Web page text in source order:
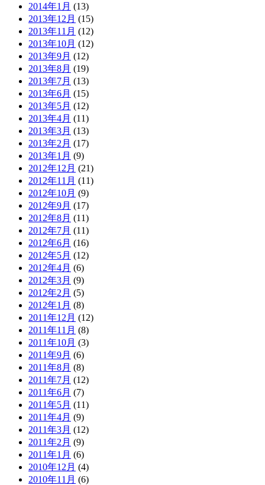
2014年1月 (13)
2013年12月 (15)
2013年11月 (12)
2013年10月 (12)
2013年9月 (12)
2013年8月 (19)
2013年7月 (13)
2013年6月 (15)
2013年5月 (12)
2013年4月 (11)
2013年3月 (13)
2013年2月 (17)
2013年1月 (9)
2012年12月 (21)
2012年11月 (11)
2012年10月 (9)
2012年9月 (17)
2012年8月 (11)
2012年7月 (11)
2012年6月 (16)
2012年5月 (12)
2012年4月 (6)
2012年3月 (9)
2012年2月 (5)
2012年1月 (8)
2011年12月 (12)
2011年11月 (8)
2011年10月 (3)
2011年9月 (6)
2011年8月 (8)
2011年7月 (12)
2011年6月 (7)
2011年5月 (11)
2011年4月 (9)
2011年3月 (12)
2011年2月 (9)
2011年1月 (6)
2010年12月 (4)
2010年11月 (6)